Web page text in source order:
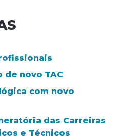
novo TAC
com novo
das Carreiras
e Técnicos